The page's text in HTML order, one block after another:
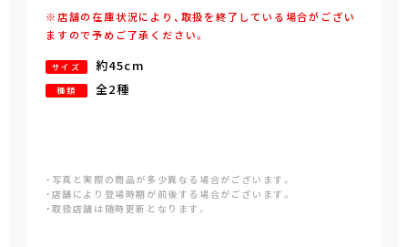
※店舗の在庫状況により、取扱を終了している場合がござい
ますので予めご了承ください。
サイズ 約45cm
種類 全2種
・写真と実際の商品が多少異なる場合がございます。
・店舗により登場時期が前後する場合がございます。
・取扱店舗は随時更新となります。